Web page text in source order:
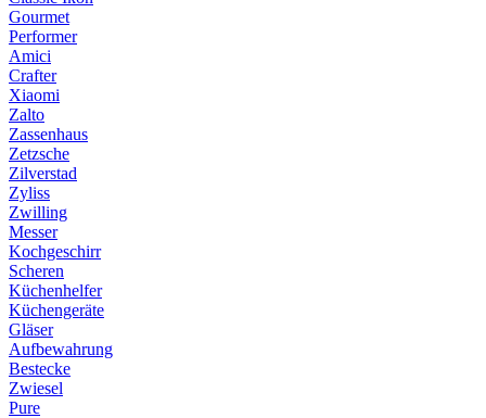
Gourmet
Performer
Amici
Crafter
Xiaomi
Zalto
Zassenhaus
Zetzsche
Zilverstad
Zyliss
Zwilling
Messer
Kochgeschirr
Scheren
Küchenhelfer
Küchengeräte
Gläser
Aufbewahrung
Bestecke
Zwiesel
Pure